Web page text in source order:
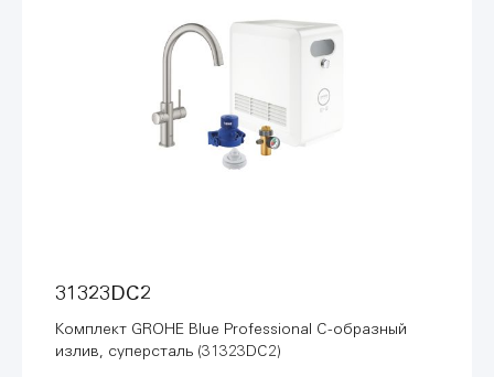
31323DC2
Комплект GROHE Blue Professional C-образный
излив, суперсталь (31323DC2)